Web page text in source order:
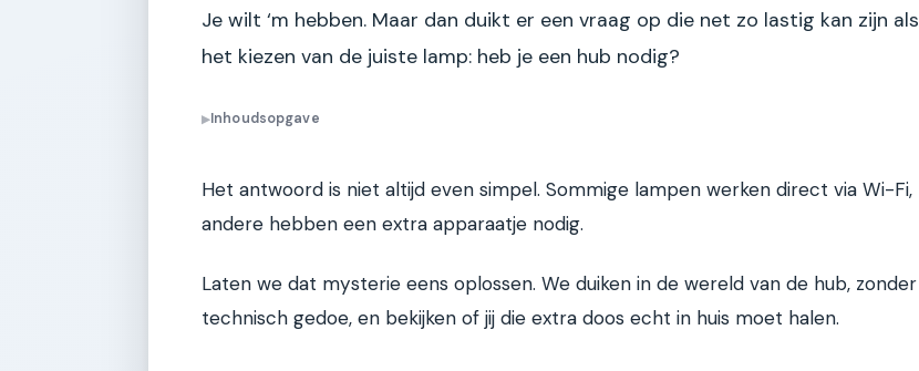
Je wilt ‘m hebben. Maar dan duikt er een vraag op die net zo lastig kan zijn als
het kiezen van de juiste lamp: heb je een hub nodig?
▶Inhoudsopgave
Het antwoord is niet altijd even simpel. Sommige lampen werken direct via Wi-Fi,
andere hebben een extra apparaatje nodig.
Laten we dat mysterie eens oplossen. We duiken in de wereld van de hub, zonder
technisch gedoe, en bekijken of jij die extra doos echt in huis moet halen.